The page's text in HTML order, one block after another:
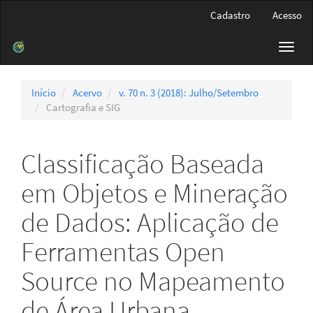
Barra
Cadastro Acesso
Início Acervo
v. 70 n. 3 (2018): Julho/Setembro
Cartografia e SIG
Classificação Baseada
em Objetos e Mineração
de Dados: Aplicação de
Ferramentas Open
Source no Mapeamento